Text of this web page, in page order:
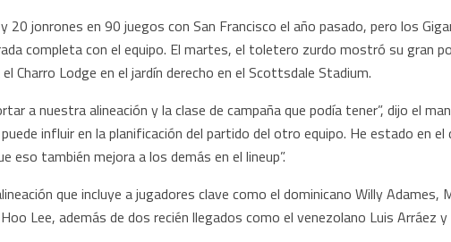
20 jonrones en 90 juegos con San Francisco el año pasado, pero los
completa con el equipo. El martes, el toletero zurdo mostró su gran
Charro Lodge en el jardín derecho en el Scottsdale Stadium.
a nuestra alineación y la clase de campaña que podía tener”, dijo el
influir en la planificación del partido del otro equipo. He estado en
eso también mejora a los demás en el lineup”.
que incluye a jugadores clave como el dominicano Willy Adames,
Lee, además de dos recién llegados como el venezolano Luis Arráez y